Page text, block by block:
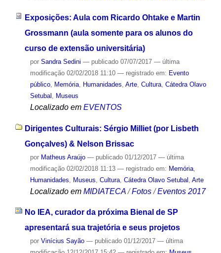
Exposições: Aula com Ricardo Ohtake e Martin
Grossmann (aula somente para os alunos do
curso de extensão universitária)
por Sandra Sedini — publicado07/07/2017 — última
modificação02/02/2018 11:10 — registrado em: Evento
público, Memória, Humanidades, Arte, Cultura, Cátedra Olavo
Setubal , Museus
Localizado em EVENTOS
Dirigentes Culturais: Sérgio Milliet (por Lisbeth
Gonçalves) & Nelson Brissac
por Matheus Araújo — publicado01/12/2017 — última
modificação02/02/2018 11:13 — registrado em: Memória,
Humanidades
Museus Cultura, Cátedra Olavo Setubal Arte
Localizado em MIDIATECA /Fotos /Eventos 2017
No IEA, curador da próxima Bienal de SP
apresentará sua trajetória e seus projetos
por Vinícius Sayão — publicado01/12/2017 — última